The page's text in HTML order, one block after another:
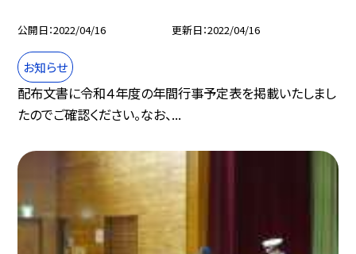
公開日 2022/04/16 更新日 2022/04/16
お知らせ
配布文書に令和４年度の年間行事予定表を掲載いたしまし
たのでご確認ください。なお、...